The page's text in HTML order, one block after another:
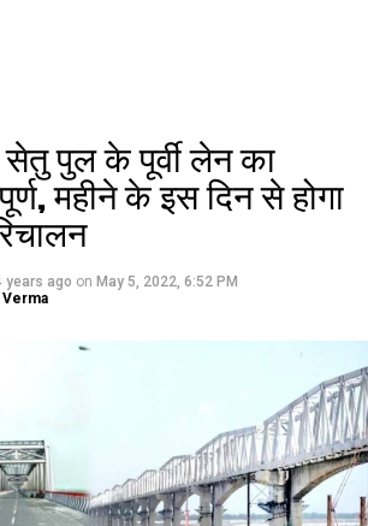
सेतु पुल के पूर्वी लेन का
पूर्ण, महीने के इस दिन से होगा
years ago on May 5, 2022, 6:52 PM
Verma